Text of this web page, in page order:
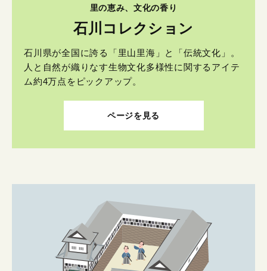
里の恵み、文化の香り
石川コレクション
石川県が全国に誇る「里山里海」と「伝統文化」。
人と自然が織りなす生物文化多様性に関するアイテ
ム約4万点をピックアップ。
ページを見る